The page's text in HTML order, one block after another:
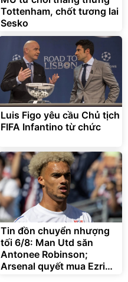
Tottenham, chốt tương lai
Sesko
Luis Figo yêu cầu Chủ tịch
FIFA Infantino từ chức
Tin đồn chuyển nhượng
tối 6/8: Man Utd săn
Antonee Robinson;
Arsenal quyết mua Ezri